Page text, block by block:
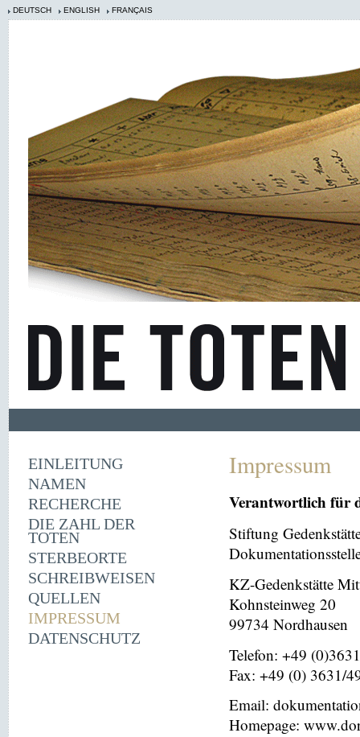
DEUTSCH ENGLISH FRANÇAIS
EINLEITUNG
NAMEN
RECHERCHE
DIE ZAHL DER
TOTEN
STERBEORTE
SCHREIBWEISEN
QUELLEN
IMPRESSUM
DATENSCHUTZ
Impressum
Verantwortlich für
Stiftung
KZ-Gedenkstätte
Kohnsteinweg 20
99734 Nordhausen
Telefon: +49
Fax: +49 (0) 3631/
Email:
Homepage: